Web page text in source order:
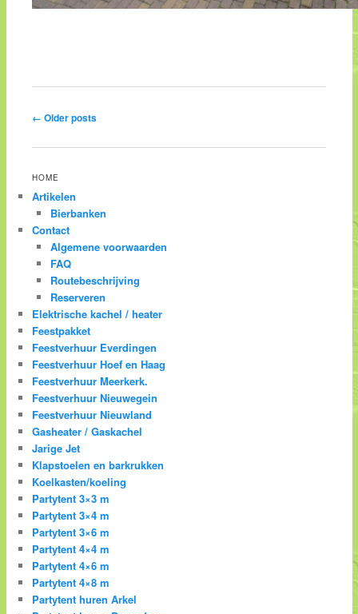
Post navigation
← Older posts
HOME
Artikelen
Bierbanken
Contact
Algemene voorwaarden
FAQ
Routebeschrijving
Reserveren
Elektrische kachel / heater
Feestpakket
Feestverhuur Everdingen
Feestverhuur Hoef en Haag
Feestverhuur Meerkerk.
Feestverhuur Nieuwegein
Feestverhuur Nieuwland
Gasheater / Gaskachel
Jarige Jet
Klapstoelen en barkrukken
Koelkasten/koeling
Partytent 3×3 m
Partytent 3×4 m
Partytent 3×6 m
Partytent 4×4 m
Partytent 4×6 m
Partytent 4×8 m
Partytent huren Arkel